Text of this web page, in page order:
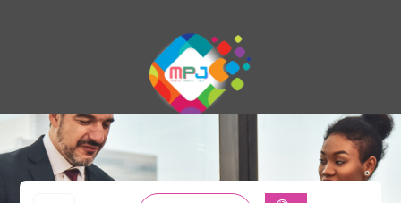
Magenta Permata Jaya